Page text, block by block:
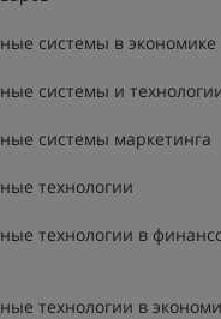
системы в экономике
системы и
системы маркетинга
технологии
технологии в
технологии в